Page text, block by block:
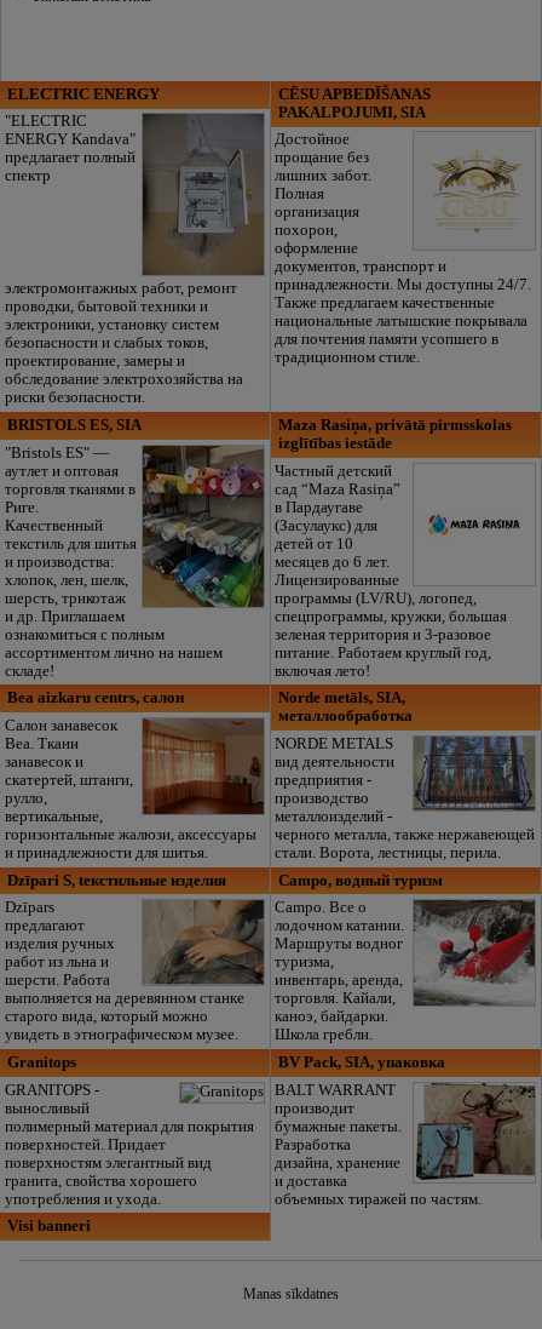
ELECTRIC ENERGY
"ELECTRIC
ENERGY Kandava"
предлагает полный
спектр
электромонтажных работ, ремонт
проводки, бытовой техники и
электроники, установку систем
безопасности и слабых токов,
проектирование, замеры и
обследование электрохозяйства на
риски безопасности.
CĒSU APBEDĪŠANAS
PAKALPOJUMI, SIA
Достойное
прощание без
лишних забот.
Полная
организация
похорон,
оформление
документов, транспорт и
принадлежности. Мы доступны 24/7.
Также предлагаем качественные
национальные латышские покрывала
для почтения памяти усопшего в
традиционном стиле.
BRISTOLS ES, SIA
"Bristols ES" —
аутлет и оптовая
торговля тканями в
Риге.
Качественный
текстиль для шитья
и производства:
хлопок, лен, шелк,
шерсть, трикотаж
и др. Приглашаем
ознакомиться с полным
ассортиментом лично на нашем
складе!
Maza Rasiņa, privātā pirmsskolas
izglītības iestāde
Частный детский
сад “Maza Rasiņa”
в Пардаугаве
(Засулаукс) для
детей от 10
месяцев до 6 лет.
Лицензированные
программы (LV/RU), логопед,
спецпрограммы, кружки, большая
зеленая территория и 3-разовое
питание. Работаем круглый год,
включая лето!
Bea aizkaru centrs, салон
Салон занавесок
Bea. Ткани
занавесок и
скатертей, штанги,
рулло,
вертикальные,
горизонтальные жалюзи, аксессуары
и принадлежности для шитья.
Norde metāls, SIA,
металлообработка
NORDE METALS
вид деятельности
предприятия -
производство
металлоизделий -
черного металла, также нержавеющей
стали. Ворота, лестницы, перила.
Dzīpari S, tекстильные изделия
Dzīpars
предлагают
изделия ручных
работ из льна и
шерсти. Работа
выполняется на деревянном станке
старого вида, который можно
увидеть в этнографическом музее.
Campo, водный туризм
Campo. Все о
лодочном катании.
Маршруты водног
туризма,
инвентарь, аренда,
торговля. Кайали,
каноэ, байдарки.
Школа гребли.
Granitops
GRANITOPS -
выносливый
полимерный материал для покрытия
поверхностей. Придает
поверхностям элегантный вид
гранита, свойства хорошего
употребления и ухода.
BV Pack, SIA, упаковка
BALT WARRANT
производит
бумажные пакеты.
Разработка
дизайна, хранение
и доставка
объемных тиражей по частям.
Visi banneri
Manas sīkdatnes